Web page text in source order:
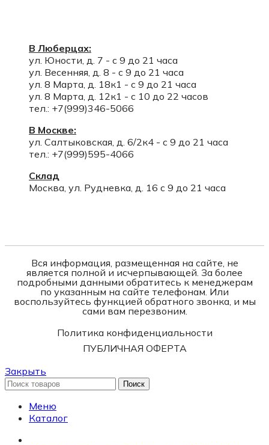
В Люберцах:
ул. Юности, д. 7 - с 9 до 21 часа
ул. Весенняя, д. 8 - с 9 до 21 часа
ул. 8 Марта, д. 18к1 - с 9 до 21 часа
ул. 8 Марта, д. 12к1 - с 10 до 22 часов
тел.: +7(999)346-5066
В Москве:
ул. Салтыковская, д. 6/2к4 - с 9 до 21 часа
тел.: +7(999)595-4066
Склад
Москва, ул. Рудневка, д. 16 с 9 до 21 часа
Вся информация, размещенная на сайте, не
является полной и исчерпывающей. За более
подробными данными обратитесь к менеджерам
по указанным на сайте телефонам. Или
воспользуйтесь функцией обратного звонка, и мы
сами вам перезвоним.
Политика конфиденциальности
ПУБЛИЧНАЯ ОФЕРТА
Закрыть
Поиск
Меню
Каталог